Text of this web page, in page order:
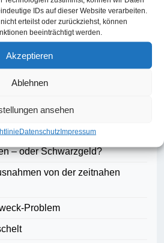
IDs auf dieser Website verarbeiten.
erteilst oder zurückziehst, können
beeinträchtigt werden.
Akzeptieren
Ablehnen
ansehen
DatenschutzImpressum
– oder Schwarzgeld?
von der zeitnahen
Problem